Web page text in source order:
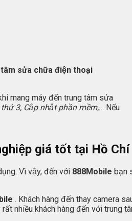
sửa chữa điện thoại
mang máy đến trung tâm sửa
3, Cập nhật phần mềm,… Nếu
giá tốt tại Hồ
Vì vậy, đến với 888Mobile bạn
. Khách hàng đến thay camera
nhiều khách hàng đến với trung